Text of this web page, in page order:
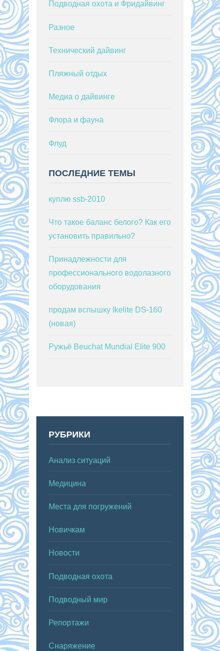
Подводная охота и Фридайвинг
Разное
Технический дайвинг
Пляжный отдых
Медиа о дайвинге
Флора и фауна
Флуд
ПОСЛЕДНИЕ ТЕМЫ
куплю ssb-2010
Что такое баланс белого? Как его
установить правильно?
Принадлежности для
профессионального водолазного
оборудования
продам вспышку Ikelite DS-160
(новая)
Ружьё Beuchat Mundial Elite 900
РУБРИКИ
Анализ ситуаций
Медицина
Места для погружений
Новичкам
Новости
Подводная охота
Подводный мир
Репортажи
Снаряжение